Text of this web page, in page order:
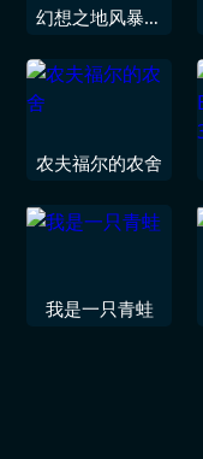
幻想之地风暴之
农夫福尔的农舍
我是一只青蛙